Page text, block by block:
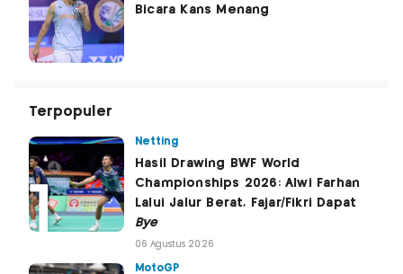
Bicara Kans Menang
Terpopuler
Netting
Hasil Drawing BWF World
Championships 2026: Alwi Farhan
Lalui Jalur Berat, Fajar/Fikri Dapat
Bye
06 Agustus 2026
MotoGP